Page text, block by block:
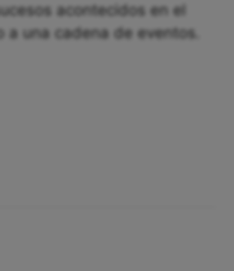
acontecidos en el
a una cadena de eventos.